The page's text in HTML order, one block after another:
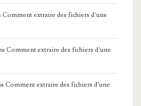
Comment extraire des fichiers d’une
Comment extraire des fichiers d’une
Comment extraire des fichiers d’une